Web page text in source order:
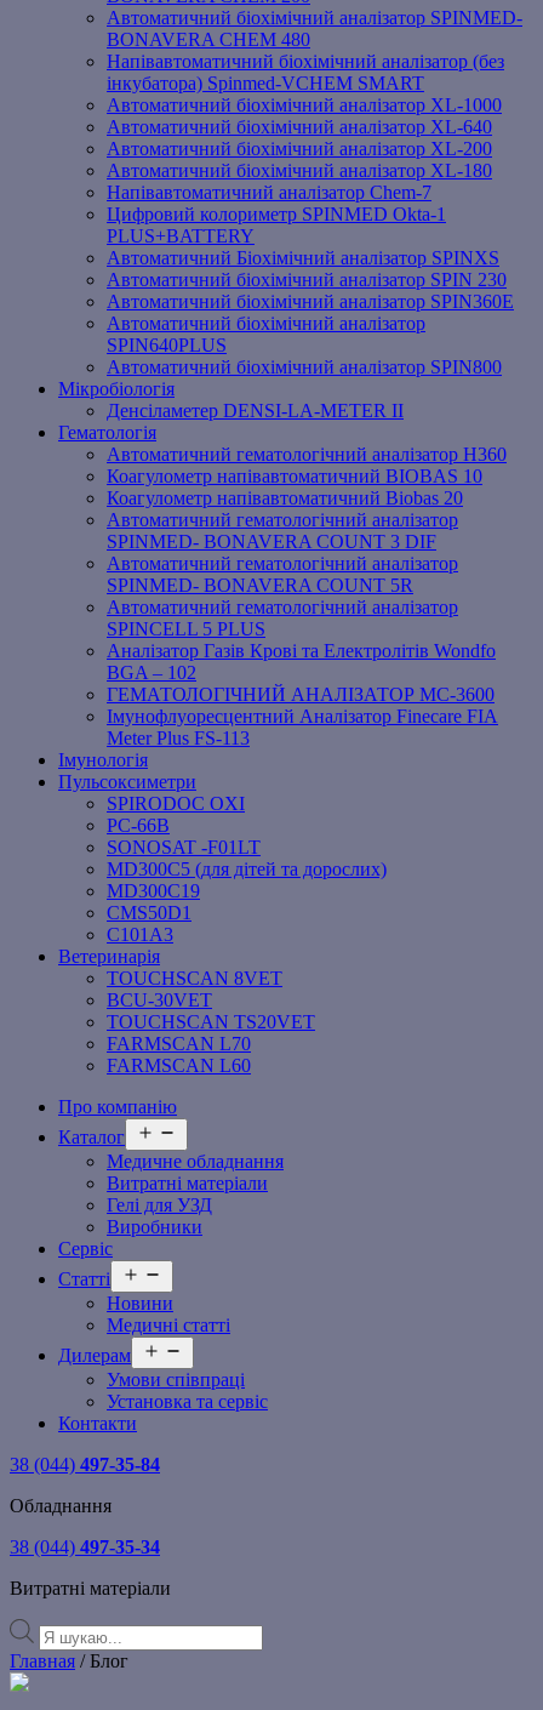
Автоматичний біохімічний аналізатор SPINMED-
BONAVERA CHEM 480
Напівавтоматичний біохімічний аналізатор (без
інкубатора) Spinmed-VCHEM SMART
Автоматичний біохімічний аналізатор XL-1000
Автоматичний біохімічний аналізатор XL-640
Автоматичний біохімічний аналізатор XL-200
Автоматичний біохімічний аналізатор XL-180
Напівавтоматичний аналізатор Chem-7
Цифровий колориметр SPINMED Okta-1
PLUS+BATTERY
Автоматичний Біохімічний аналізатор SPINXS
Автоматичний біохімічний аналізатор SPIN 230
Автоматичний біохімічний аналізатор SPIN360E
Автоматичний біохімічний аналізатор
SPIN640PLUS
Автоматичний біохімічний аналізатор SPIN800
Мікробіологія
Денсіламетер DENSI-LA-METER ІІ
Гематологія
Автоматичний гематологічний аналізатор Н360
Коагулометр напівавтоматичний BIOBAS 10
Коагулометр напівавтоматичний Biobas 20
Автоматичний гематологічний аналізатор
SPINMED- BONAVERA COUNT 3 DIF
Автоматичний гематологічний аналізатор
SPINMED- BONAVERA COUNT 5R
Автоматичний гематологічний аналізатор
SPINCELL 5 PLUS
Аналізатор Газів Крові та Електролітів Wondfo
BGA – 102
ГЕМАТОЛОГІЧНИЙ АНАЛІЗАТОР MC-3600
Імунофлуоресцентний Аналізатор Finecare FIA
Meter Plus FS-113
Імунологія
Пульсоксиметри
SPIRODOC OXI
PC-66B
SONOSAT -F01LT
MD300C5 (для дітей та дорослих)
MD300C19
СMS50D1
С101A3
Ветеринарія
TOUCHSCAN 8VET
BCU-30VET
TOUCHSCAN TS20VET
FARMSCAN L70
FARMSCAN L60
Про компанію
Каталог
меню
Медичне обладнання
Витратні матеріали
Гелі для УЗД
Виробники
Сервіс
Статті
меню
Новини
Медичні статті
Дилерам
меню
Умови співпраці
Установка та сервіс
Контакти
38 (044) 497-35-84
Обладнання
38 (044) 497-35-34
Витратні матеріали
Products
search
Главная / Блог